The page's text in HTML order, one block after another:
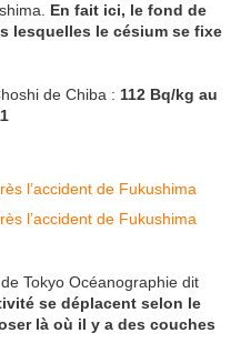
En fait ici, le fond de
lesquelles le césium se fixe
de Chiba : 112 Bq/kg au
Tokyo Océanographie dit
se déplacent selon le
là où il y a des couches